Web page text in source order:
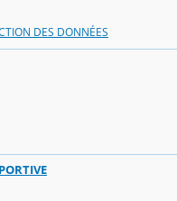
DES DONNÉES